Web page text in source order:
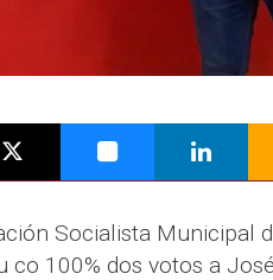
Socialista Municipal
co 100% dos votos a